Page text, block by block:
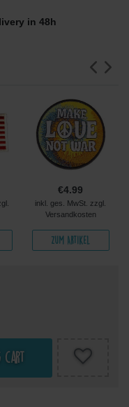
in 48h
€4.99
inkl. ges. MwSt. zzgl.
Versandkosten
Zum Artikel
cart